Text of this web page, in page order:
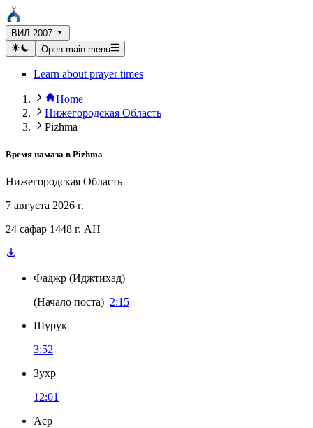
ВИЛ 2007
Open main menu
Learn about prayer times
Home
Нижегородская Область
Pizhma
Время намаза в Pizhma
Нижегородская Область
7 августа 2026 г.
24 сафар 1448 г. AH
Фаджр (Иджтихад)
(Начало поста) 2:15
Шурук
3:52
Зухр
12:01
Аср